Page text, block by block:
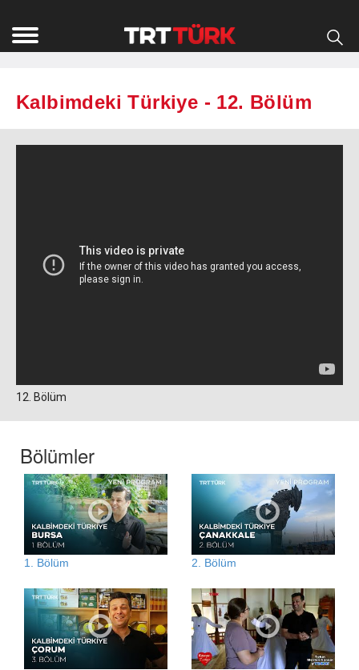
Kalbimdeki Türkiye - 12. Bölüm
12. Bölüm
Bölümler
1. Bölüm 2. Bölüm